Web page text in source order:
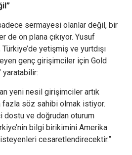
sadece sermayesi olanlar değil, bir
de ön plana çıkıyor. Yusuf
yetişmiş ve yurtdışı
genç girişimciler için Gold
yaratabilir:
yeni nesil girişimciler artık
fazla söz sahibi olmak istiyor.
dostu ve doğrudan oturum
bilgi birikimini Amerika
cesaretlendirecektir.”